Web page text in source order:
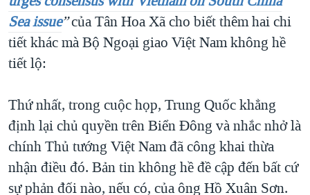
Sea issue”của Tân Hoa Xã cho biết thêm hai chi
tiết khác mà Bộ Ngoại giao Việt Nam không hề
tiết lộ:
Thứ nhất, trong cuộc họp, Trung Quốc khẳng
định lại chủ quyền trên Biển Đông và nhắc nhở là
chính Thủ tướng Việt Nam đã công khai thừa
nhận điều đó. Bản tin không hề đề cập đến bất cứ
sự phản đối nào, nếu có, của ông Hồ Xuân Sơn.